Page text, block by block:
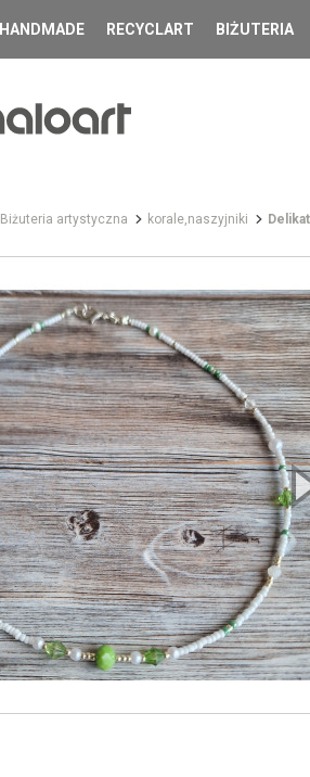
HANDMADE RECYCLART BIŻUTERIA
Biżuteria artystyczna korale,naszyjniki